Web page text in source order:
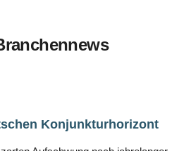
Konjunkturhorizont